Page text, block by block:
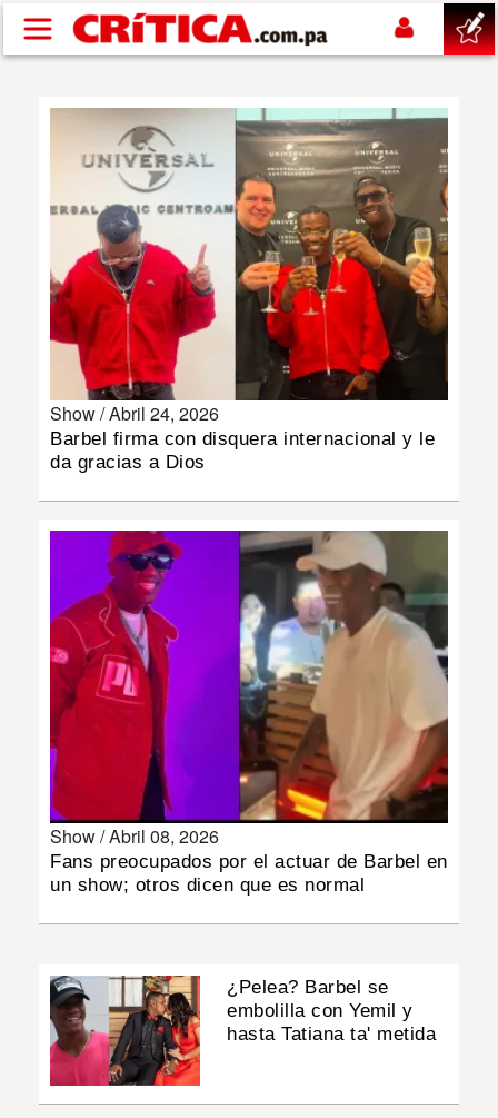
Pasar al contenido principal
SUCESOS
NACIONAL
POLÍTICA
SHOW
DEPORTES
MULTIMEDIA
IMPRESO
Show /Abril 24, 2026
Barbel firma con disquera internacional y le
da gracias a Dios
Show /Abril 08, 2026
Fans preocupados por el actuar de Barbel en
un show; otros dicen que es normal
¿Pelea? Barbel se
embolilla con Yemil y
hasta Tatiana ta' metida